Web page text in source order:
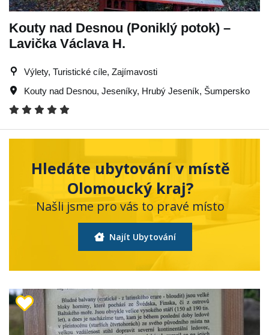
Kouty nad Desnou (Poniklý potok) –
Lavička Václava H.
Výlety, Turistické cíle, Zajímavosti
Kouty nad Desnou, Jeseníky, Hrubý Jeseník, Šumpersko
Hledáte ubytování v místě
Olomoucký kraj?
Našli jsme pro vás to pravé místo
Najít Ubytování